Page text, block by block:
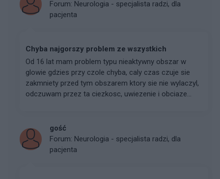
Forum: Neurologia - specjalista radzi, dla
pacjenta
Chyba najgorszy problem ze wszystkich
Od 16 lat mam problem typu nieaktywny obszar w
glowie gdzies przy czole chyba, caly czas czuje sie
zakmniety przed tym obszarem ktory sie nie wylaczyl,
odczuwam przez ta ciezkosc, uwiezenie i obciaze...
gość
Forum: Neurologia - specjalista radzi, dla
pacjenta